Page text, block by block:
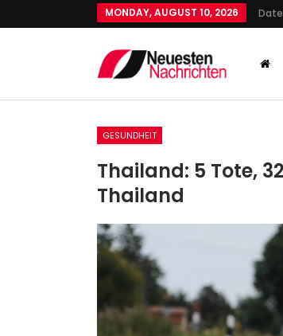
MONDAY, AUGUST 10, 2026
GESUNDHEIT
Thailand: 5 Tote,
Thailand
KULTUR
Ausblick Auf Das
Admin